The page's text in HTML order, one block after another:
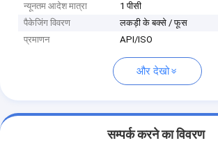
न्यूनतम आदेश मात्रा
1 पीसी
पैकेजिंग विवरण
लकड़ी के बक्से / फूस
प्रमाणन
API/ISO
और देखो
सम्पर्क करने का विवरण